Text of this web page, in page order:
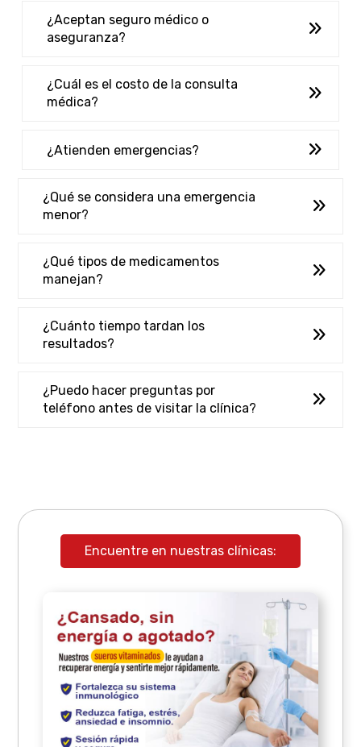
¿Aceptan seguro médico o
aseguranza?
¿Cuál es el costo de la consulta
médica?
¿Atienden emergencias?
¿Qué se considera una emergencia
menor?
¿Qué tipos de medicamentos
manejan?
¿Cuánto tiempo tardan los
resultados?
¿Puedo hacer preguntas por
teléfono antes de visitar la clínica?
Encuentre en nuestras clínicas: